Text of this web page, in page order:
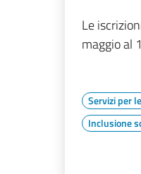
Le
maggio al
Servizi per
Inclusione